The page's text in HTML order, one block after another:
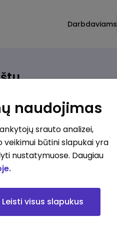
Darbdaviams
paštu.
naudojimas
srauto analizei,
veikimui būtini slapukai yra
nustatymuose. Daugiau
Leisti visus slapukus